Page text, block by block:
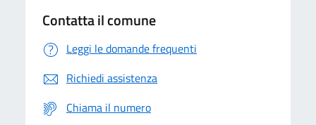
Contatta il comune
Leggi le domande frequenti
Richiedi assistenza
Chiama il numero